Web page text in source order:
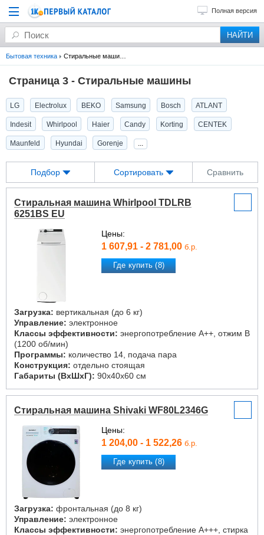
Полная версия
Бытовая техника
Страница 3 - Стиральные машины
LG Electrolux BEKO Samsung Bosch ATLANT
Indesit Whirlpool Haier Candy Korting CENTEK
Maunfeld Hyundai Gorenje ...
Подбор Сортировать Сравнить
Стиральная машина Whirlpool TDLRB
6251BS EU
Цены:
1 607,91 - 2 781,00 б.р.
Где купить (8)
Загрузка: вертикальная (до 6 кг)
Управление: электронное
Классы эффективности: энергопотребление A++, отжим B
(1200 об/мин)
Программы: количество 14, подача пара
Конструкция: отдельно стоящая
Габариты (ВxШxГ): 90x40x60 см
Стиральная машина Shivaki WF80L2346G
Цены:
1 204,00 - 1 522,26 б.р.
Где купить (8)
Загрузка: фронтальная (до 8 кг)
Управление: электронное
Классы эффективности: энергопотребление A+++, стирка